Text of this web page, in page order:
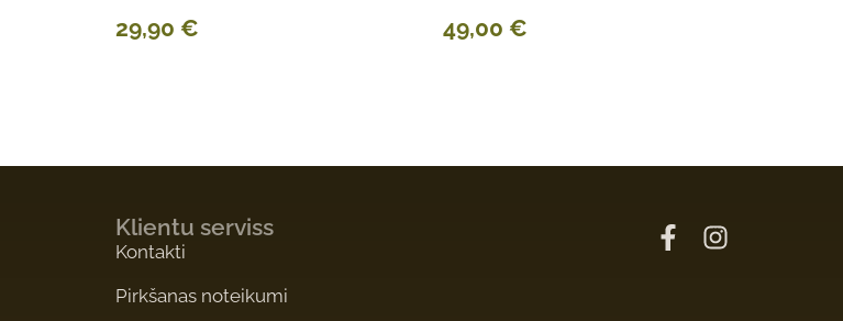
29,90 € 49,00 €
Klientu serviss
Kontakti
Pirkšanas noteikumi